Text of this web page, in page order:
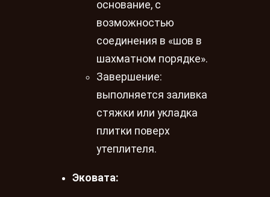
основание, с
возможностью
соединения в «шов в
шахматном порядке».
Завершение:
выполняется заливка
стяжки или укладка
плитки поверх
утеплителя.
Эковата: